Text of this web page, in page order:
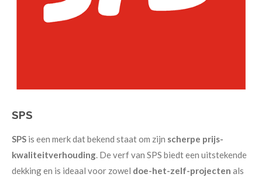
SPS
SPS is een merk dat bekend staat om zijn scherpe prijs-
kwaliteitverhouding. De verf van SPS biedt een uitstekende
dekking en is ideaal voor zowel doe-het-zelf-projecten als